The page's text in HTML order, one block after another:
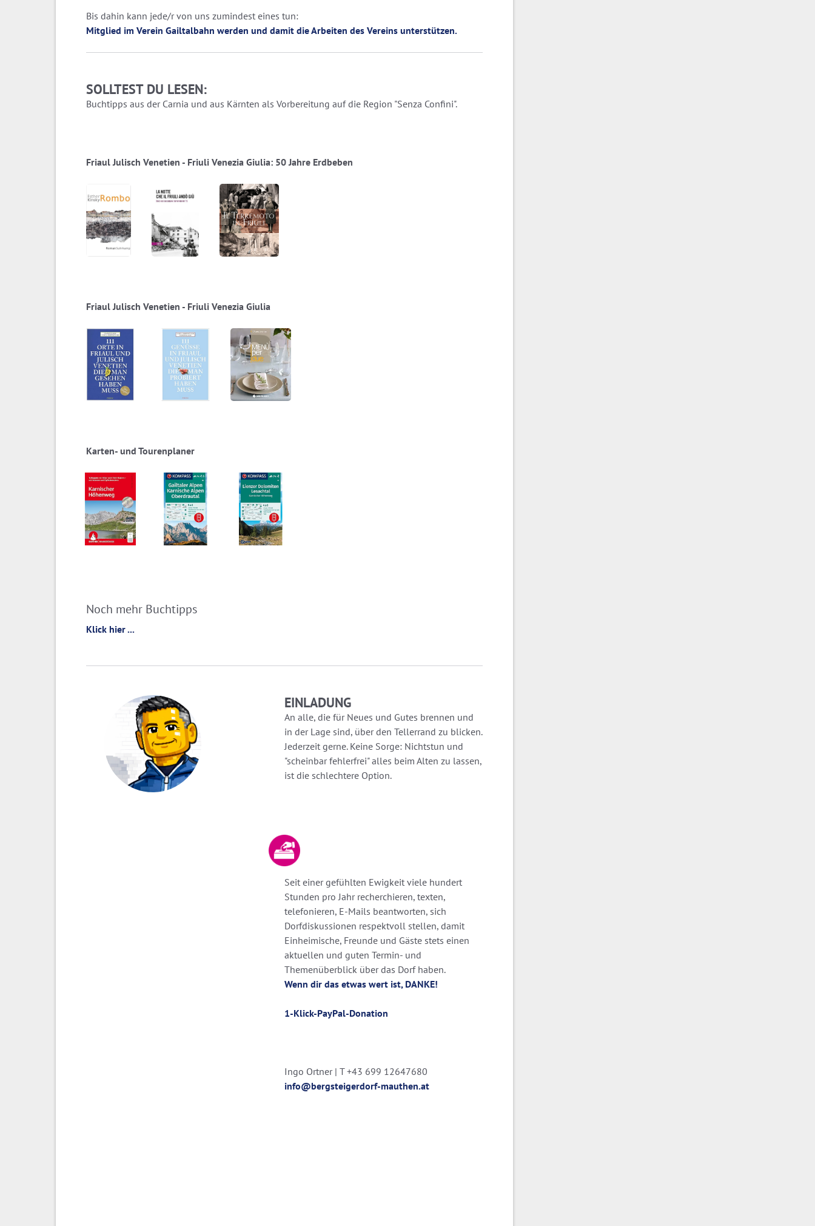
Bis dahin kann jede/r von uns zumindest eines tun:
Mitglied im Verein Gailtalbahn werden und damit die Arbeiten des Vereins unterstützen.
SOLLTEST DU LESEN:
Buchtipps aus der Carnia und aus Kärnten als Vorbereitung auf die Region "Senza Confini".
Friaul Julisch Venetien - Friuli Venezia Giulia: 50 Jahre Erdbeben
Friaul Julisch Venetien - Friuli Venezia Giulia
Karten- und Tourenplaner
Noch mehr Buchtipps
Klick hier ...
EINLADUNG
An alle, die für Neues und Gutes brennen und
in der Lage sind, über den Tellerrand zu blicken.
Jederzeit gerne. Keine Sorge: Nichtstun und
"scheinbar fehlerfrei" alles beim Alten zu lassen,
ist die schlechtere Option.
Seit einer gefühlten Ewigkeit viele hundert
Stunden pro Jahr recherchieren, texten,
telefonieren, E-Mails beantworten, sich
Dorfdiskussionen respektvoll stellen, damit
Einheimische, Freunde und Gäste stets einen
aktuellen und guten Termin- und
Themenüberblick über das Dorf haben.
Wenn dir das etwas wert ist, DANKE!
1-Klick-PayPal-Donation
Ingo Ortner | T +43 699 12647680
info@bergsteigerdorf-mauthen.at